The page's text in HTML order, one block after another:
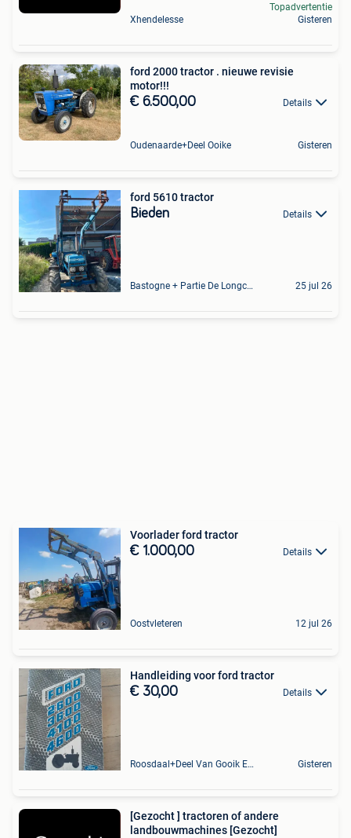
Xhendelesse
Topadvertentie
Gisteren
ford 2000 tractor . nieuwe revisie
motor!!!
€ 6.500,00 Details
Oudenaarde+Deel Ooike Gisteren
ford 5610 tractor
Bieden Details
Bastogne + Partie De Longchamps Et Sibret 25 jul 26
Voorlader ford tractor
€ 1.000,00 Details
Oostvleteren 12 jul 26
Handleiding voor ford tractor
€ 30,00 Details
Roosdaal+Deel Van Gooik En Sint-Kwintens-Lennik Gisteren
[Gezocht ] tractoren of andere
landbouwmachines [Gezocht]